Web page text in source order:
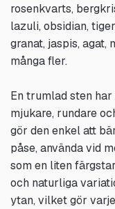
rosenkvarts,
lazuli, obsidian,
granat, jaspis, agat,
många fler.
En trumlad sten
mjukare, rundare
gör den enkel att
påse, använda vid
som en liten
och naturliga
ytan, vilket gör